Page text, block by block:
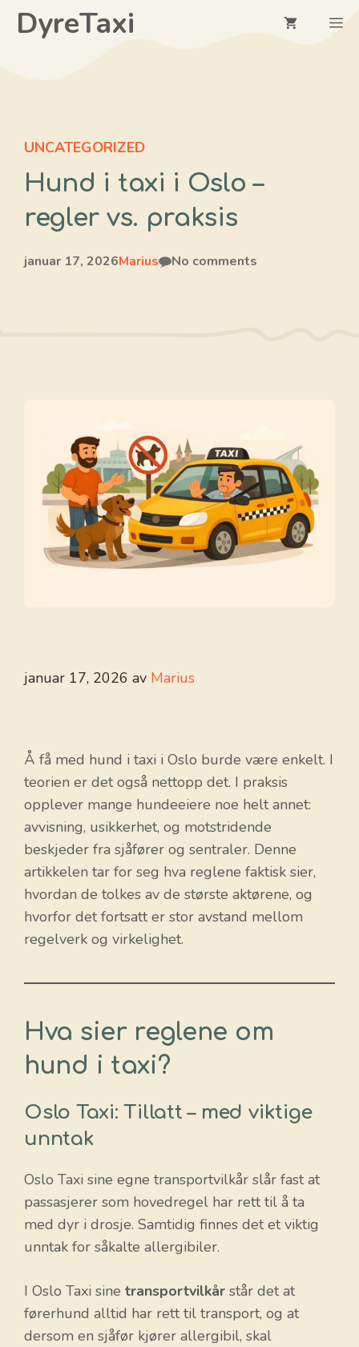
HoppDyreTaxi
UNCATEGORIZED
Hund i taxi i Oslo –
regler vs. praksis
januar 17, 2026Marius No comments
januar 17, 2026 av Marius
Å få med hund i taxi i Oslo burde være enkelt. I
teorien er det også nettopp det. I praksis
opplever mange hundeeiere noe helt annet:
avvisning, usikkerhet, og motstridende
beskjeder fra sjåfører og sentraler. Denne
artikkelen tar for seg hva reglene faktisk sier,
hvordan de tolkes av de største aktørene, og
hvorfor det fortsatt er stor avstand mellom
regelverk og virkelighet.
Hva sier reglene om
hund i taxi?
Oslo Taxi: Tillatt – med viktige
unntak
Oslo Taxi sine egne transportvilkår slår fast at
passasjerer som hovedregel har rett til å ta
med dyr i drosje. Samtidig finnes det et viktig
unntak for såkalte allergibiler.
I Oslo Taxi sine transportvilkår står det at
førerhund alltid har rett til transport, og at
dersom en sjåfør kjører allergibil, skal